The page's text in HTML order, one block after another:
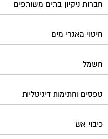
חברות ניקיון בתים משותפים
חיטוי מאגרי מים
חשמל
טפסים וחתימות דיגיטליות
כיבוי אש